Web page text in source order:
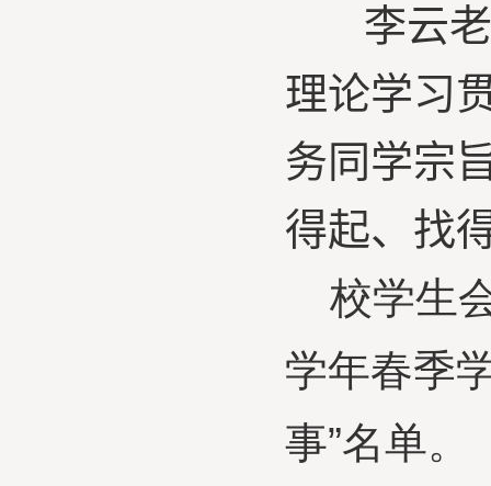
李云
理论学习
务同学宗
得起、找
校学生
学年春季
事”名单。